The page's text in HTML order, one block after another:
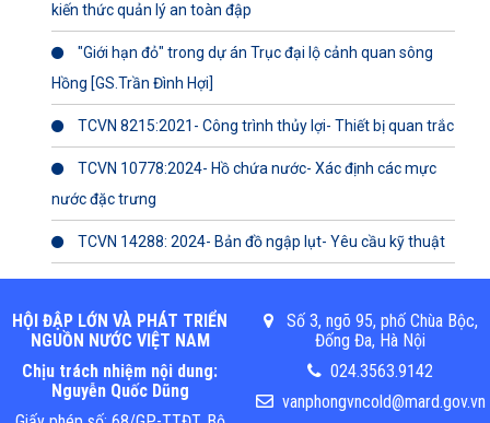
kiến thức quản lý an toàn đập
"Giới hạn đỏ" trong dự án Trục đại lộ cảnh quan sông
Hồng [GS.Trần Đình Hợi]
TCVN 8215:2021- Công trình thủy lợi- Thiết bị quan trắc
TCVN 10778:2024- Hồ chứa nước- Xác định các mực
nước đặc trưng
TCVN 14288: 2024- Bản đồ ngập lụt- Yêu cầu kỹ thuật
HỘI ĐẬP LỚN VÀ PHÁT TRIỂN
NGUỒN NƯỚC VIỆT NAM
Chịu trách nhiệm nội dung:
Nguyễn Quốc Dũng
Số 3, ngõ 95, phố Chùa Bộc,
Đống Đa, Hà Nội
024.3563.9142
vanphongvncold@mard.gov.vn